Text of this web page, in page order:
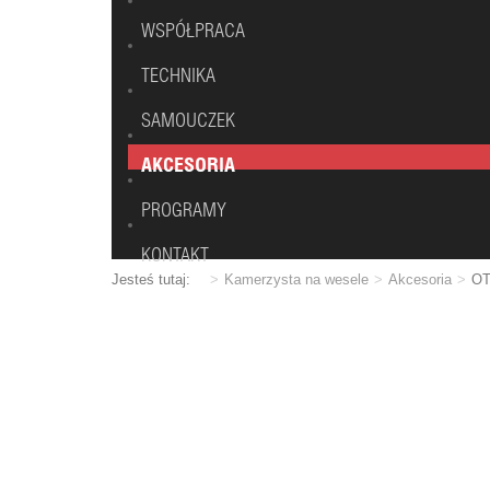
WSPÓŁPRACA
TECHNIKA
SAMOUCZEK
AKCESORIA
PROGRAMY
KONTAKT
Jesteś tutaj: Kamerzysta na wesele Akcesoria